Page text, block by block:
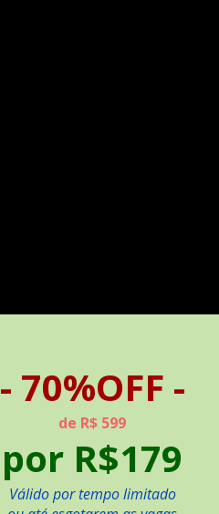
- 70%OFF -
de R$ 599
por R$179
Válido por tempo limitado